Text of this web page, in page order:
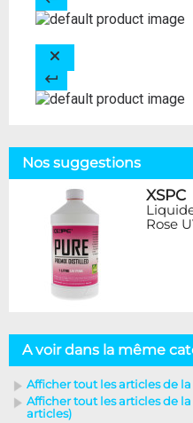
Nos suggestions
XSPC
Rose
A voir dans la même
Afficher tout les articles de
Afficher tout les articles de
articles)